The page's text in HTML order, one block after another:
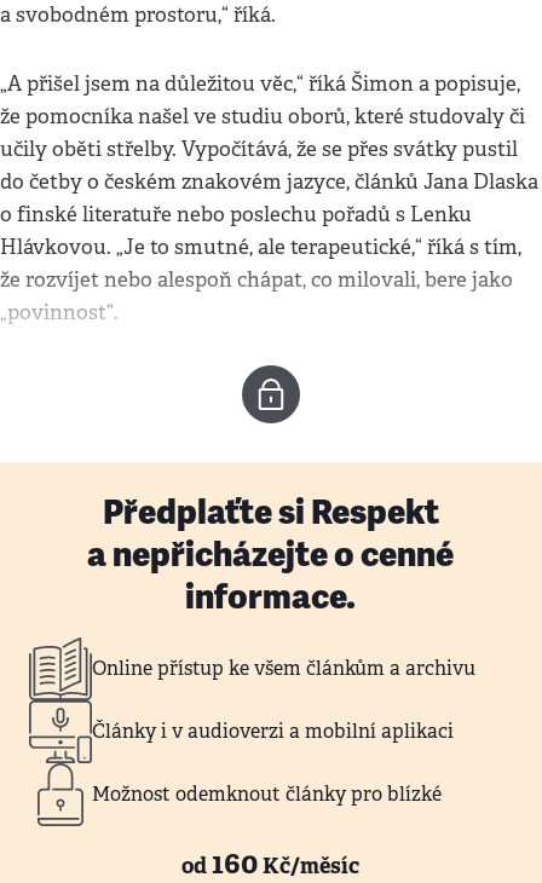
a svobodném prostoru,“ říká.
„A přišel jsem na důležitou věc,“ říká Šimon a popisuje,
že pomocníka našel ve studiu oborů, které studovaly či
učily oběti střelby. Vypočítává, že se přes svátky pustil
do četby o českém znakovém jazyce, článků Jana Dlaska
o finské literatuře nebo poslechu pořadů s Lenku
Hlávkovou. „Je to smutné, ale terapeutické,“ říká s tím,
že rozvíjet nebo alespoň chápat, co milovali, bere jako
„povinnost“.
Předplaťte si Respekt
a nepřicházejte o cenné
informace.
Online přístup ke všem článkům a archivu
Články i v audioverzi a mobilní aplikaci
Možnost odemknout články pro blízké
od160Kč/měsíc